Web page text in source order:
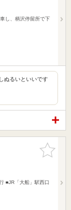
し、柄沢停留所で下
ぬるいといいです
お気に入
りに追加
■JR「大船」駅西口